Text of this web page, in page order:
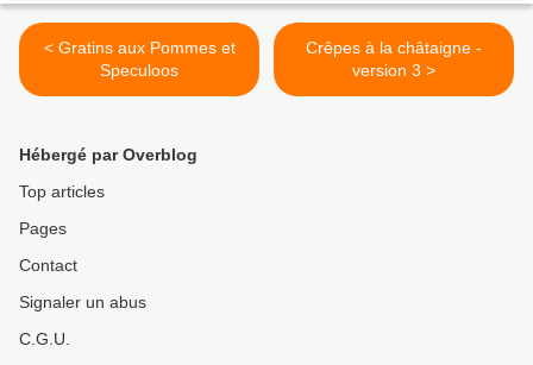
< Gratins aux Pommes et
Speculoos
Crêpes à la châtaigne -
version 3 >
Hébergé par Overblog
Top articles
Pages
Contact
Signaler un abus
C.G.U.